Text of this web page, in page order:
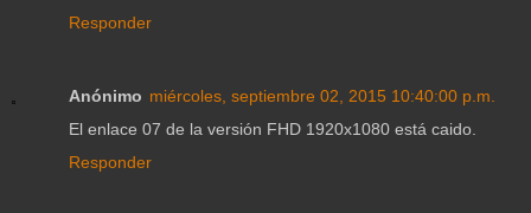
Responder
Anónimo miércoles, septiembre 02, 2015 10:40:00 p.m.
El enlace 07 de la versión FHD 1920x1080 está caido.
Responder